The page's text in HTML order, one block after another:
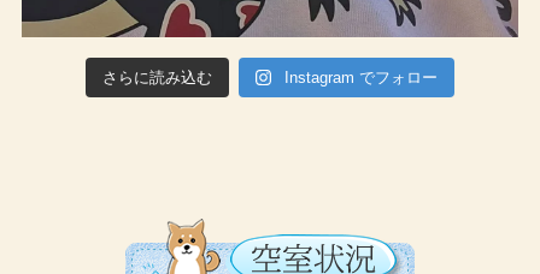
さらに読み込む Instagram でフォロー